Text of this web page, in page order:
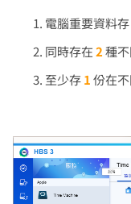
電腦重要資料存
同時存在2種
至少存1份在